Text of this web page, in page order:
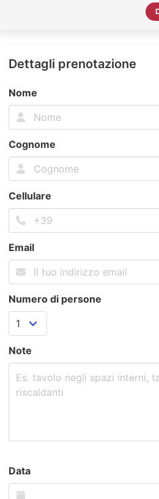
Dettagli prenotazione
Nome
Cognome
Cellulare
Email
Numero di persone
Note
Data